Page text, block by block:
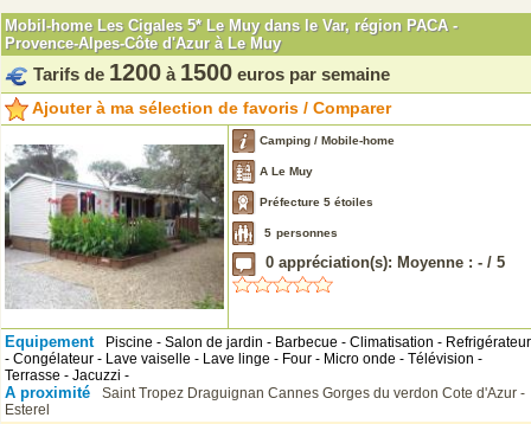
Mobil-home Les Cigales 5* Le Muy dans le Var, région PACA -
Provence-Alpes-Côte d'Azur à Le Muy
Tarifs de 1200 à 1500 euros par semaine
Ajouter à ma sélection de favoris / Comparer
Camping / Mobile-home
A Le Muy
Préfecture 5 étoiles
5 personnes
0 appréciation(s): Moyenne : - / 5
Equipement
Piscine - Salon de jardin - Barbecue - Climatisation - Refrigérateur
- Congélateur - Lave vaiselle - Lave linge - Four - Micro onde - Télévision -
Terrasse - Jacuzzi -
A proximité Saint Tropez Draguignan Cannes Gorges du verdon Cote d'Azur -
Esterel